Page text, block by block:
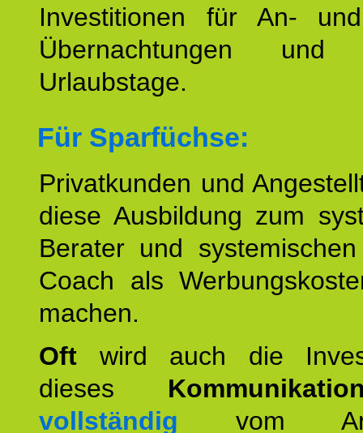
Investitionen für An-
Übernachtungen und
Urlaubstage.
Für Sparfüchse:
Privatkunden und
diese Ausbildung zum
Berater und
Coach als
machen.
Oft wird auch die
dieses
vollständig vom